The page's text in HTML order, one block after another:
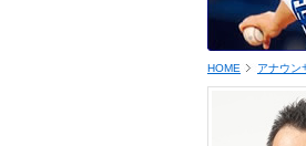
HOME アナウン